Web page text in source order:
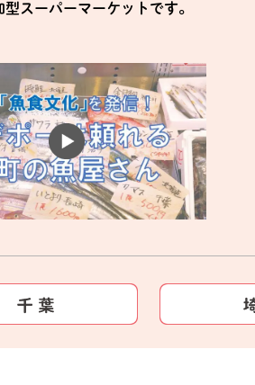
型スーパーマーケットです。